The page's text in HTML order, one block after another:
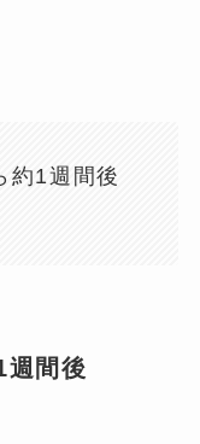
約1週間後
週間後